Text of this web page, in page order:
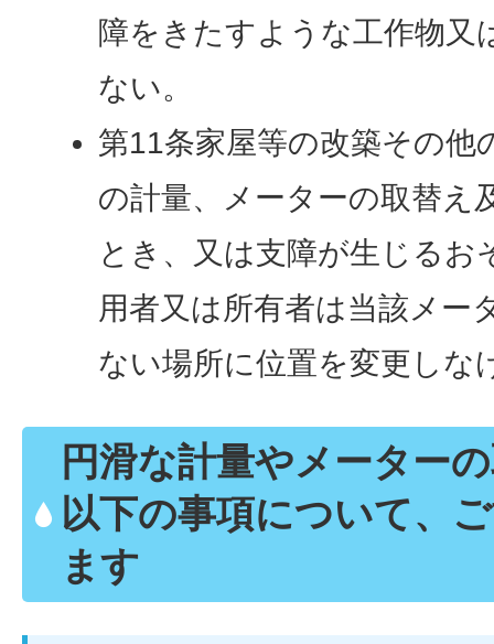
障をきたすような工作物又
ない。
第11条家屋等の改築その他
の計量、メーターの取替え
とき、又は支障が生じるお
用者又は所有者は当該メー
ない場所に位置を変更しな
円滑な計量やメーター
以下の事項について、
ます